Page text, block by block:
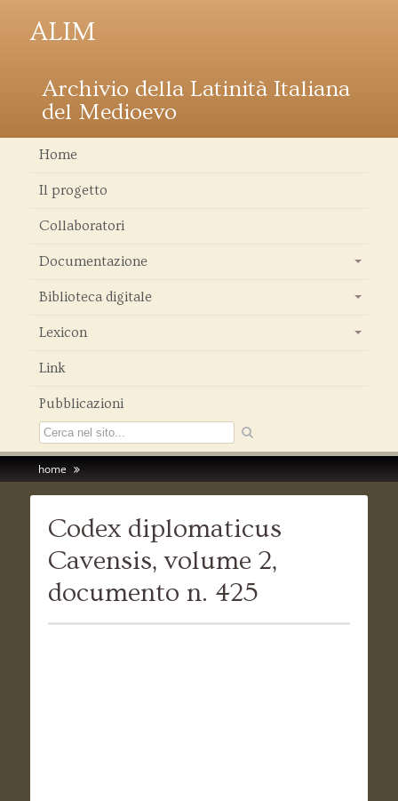
ALIM
Archivio della Latinità Italiana
del Medioevo
Home
Il progetto
Collaboratori
Documentazione
Biblioteca digitale
Lexicon
Link
Pubblicazioni
home
Codex diplomaticus
Cavensis, volume 2,
documento n. 425